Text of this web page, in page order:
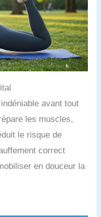
avant tout
les muscles,
le risque de
correct
en douceur la